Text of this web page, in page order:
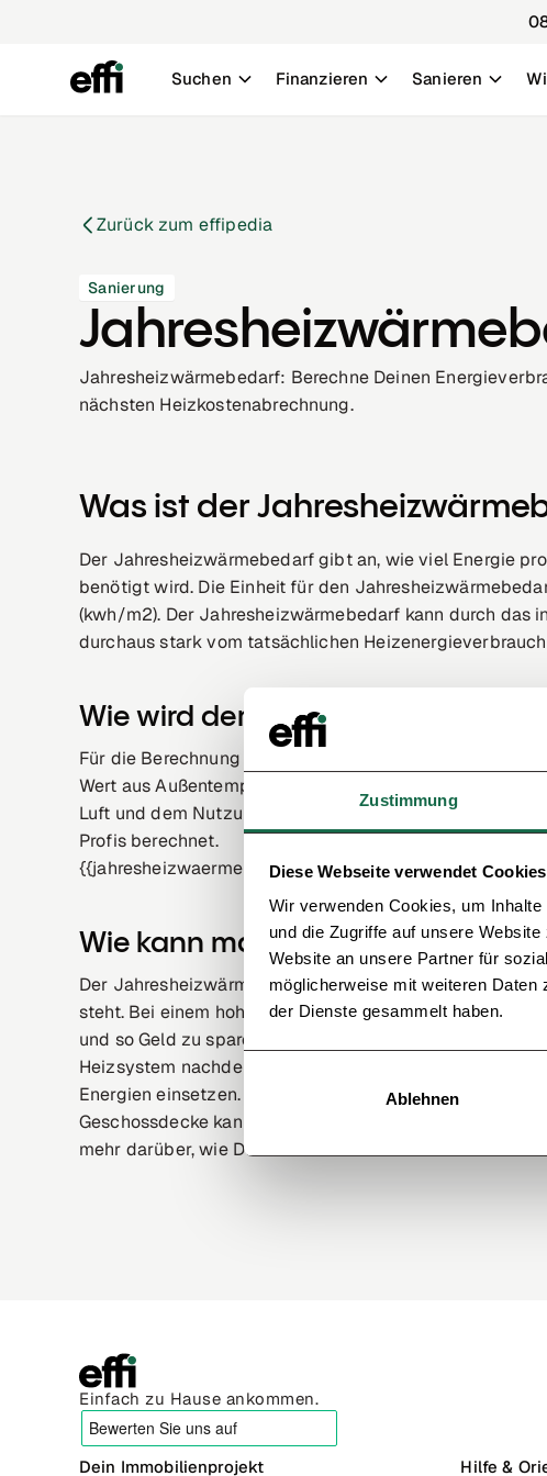
Zustimmung
Diese Webseite verwendet Cookies
Wir verwenden Cookies, um
und die Zugriffe auf unsere
Website an unsere Partner für
möglicherweise mit weiteren Daten
der Dienste gesammelt haben.
Ablehnen
Suchen Finanzieren Sanieren
Zurück zum effipedia
Sanierung
Jahresheizwärmebedarf: Berechne Deinen
nächsten Heizkostenabrechnung.
Was ist der
Der Jahresheizwärmebedarf gibt an, wie viel Energie
benötigt wird. Die Einheit für den
(kwh/m2). Der Jahresheizwärmebedarf kann durch das
durchaus stark vom tatsächlichen
Wie wird der
Für die Berechnung des Jahresheizwärmebedarfs wird
Wert aus Außentemperaturen einer Region, dem
Luft und dem Nutzungsgrad der Heizung errechnet.
Profis berechnet.
{{jahresheizwaermebedarf}}
Wie kann man den
Der Jahresheizwärmebedarf gibt Aufschluss darüber,
steht. Bei einem hohen Jahresheizwärmebedarf sind
und so Geld zu sparen. Zum einen können Eigentümer
Heizsystem nachdenken. Hier bieten sich Systeme an,
Energien einsetzen. Auch eine erneuteDämmung
der
Geschossdecke kann zu einer signifikanten
mehr darüber, wie Du Deinen Jahresheizwärmebedarf
Einfach zu Hause ankommen.
Dein Immobilienprojekt Hilfe &